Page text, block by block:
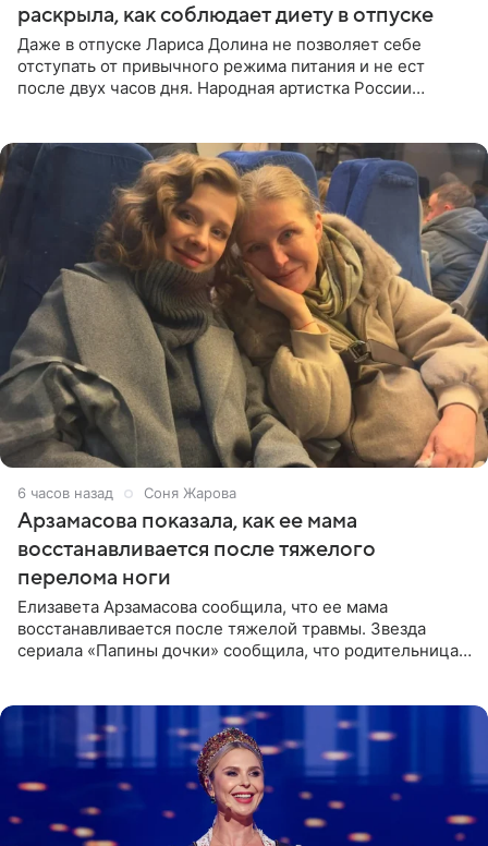
раскрыла, как соблюдает диету в отпуске
Даже в отпуске Лариса Долина не позволяет себе
отступать от привычного режима питания и не ест
после двух часов дня. Народная артистка России
6 часов назад Соня Жарова
Арзамасова показала, как ее мама
восстанавливается после тяжелого
перелома ноги
Елизавета Арзамасова сообщила, что ее мама
восстанавливается после тяжелой травмы. Звезда
сериала «Папины дочки» сообщила, что родительница